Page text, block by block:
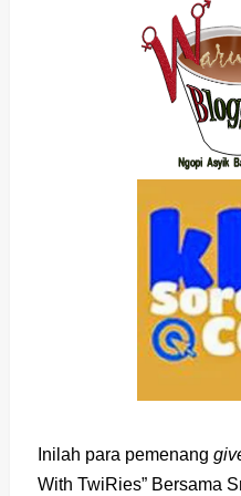
Inilah para pemenang
With TwiRies” Bersama